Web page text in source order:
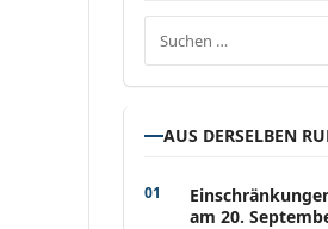
Suchen nach:
AUS DERSELBEN
am 20.